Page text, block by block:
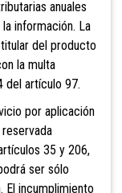
anuales
información. La
del producto
la multa
del artículo 97.
por aplicación
35 y 206,
ser sólo
El incumplimiento